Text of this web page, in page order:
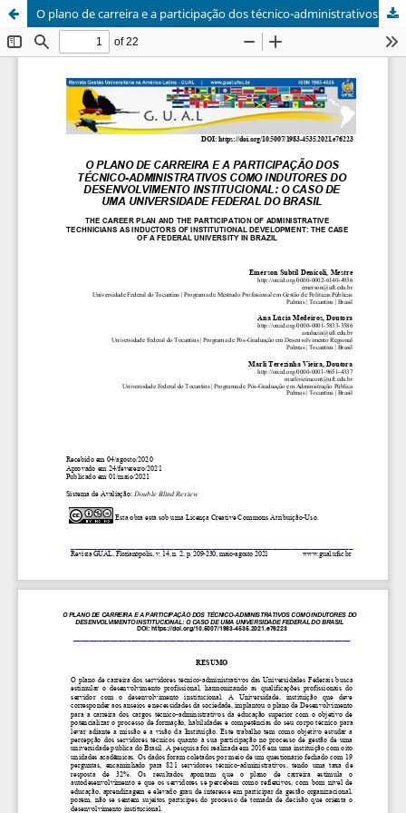
O plano de carreira e a participação dos técnico-administrativos como indutores do desenvolvimento institucional: o caso de uma universidade federal do Brasil